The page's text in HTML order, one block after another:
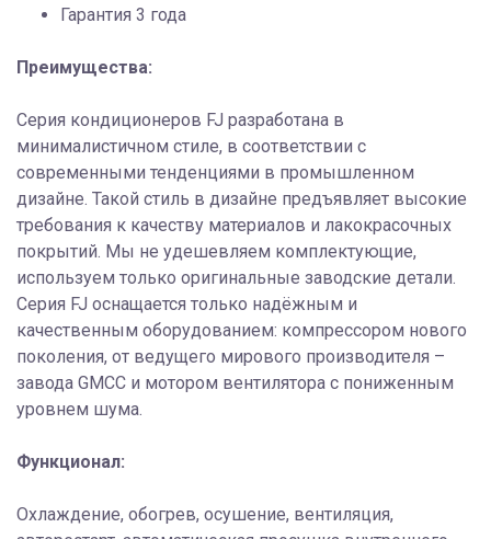
Гарантия 3 года
Преимущества:
Серия кондиционеров FJ разработана в
минималистичном стиле, в соответствии с
современными тенденциями в промышленном
дизайне. Такой стиль в дизайне предъявляет высокие
требования к качеству материалов и лакокрасочных
покрытий. Мы не удешевляем комплектующие,
используем только оригинальные заводские детали.
Серия FJ оснащается только надёжным и
качественным оборудованием: компрессором нового
поколения, от ведущего мирового производителя –
завода GMCC и мотором вентилятора с пониженным
уровнем шума.
Функционал:
Охлаждение, обогрев, осушение, вентиляция,